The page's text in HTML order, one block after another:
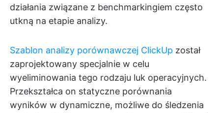
działania związane z benchmarkingiem często
utkną na etapie analizy.
Szablon analizy porównawczej ClickUp został
zaprojektowany specjalnie w celu
wyeliminowania tego rodzaju luk operacyjnych.
Przekształca on statyczne porównania
wyników w dynamiczne, możliwe do śledzenia